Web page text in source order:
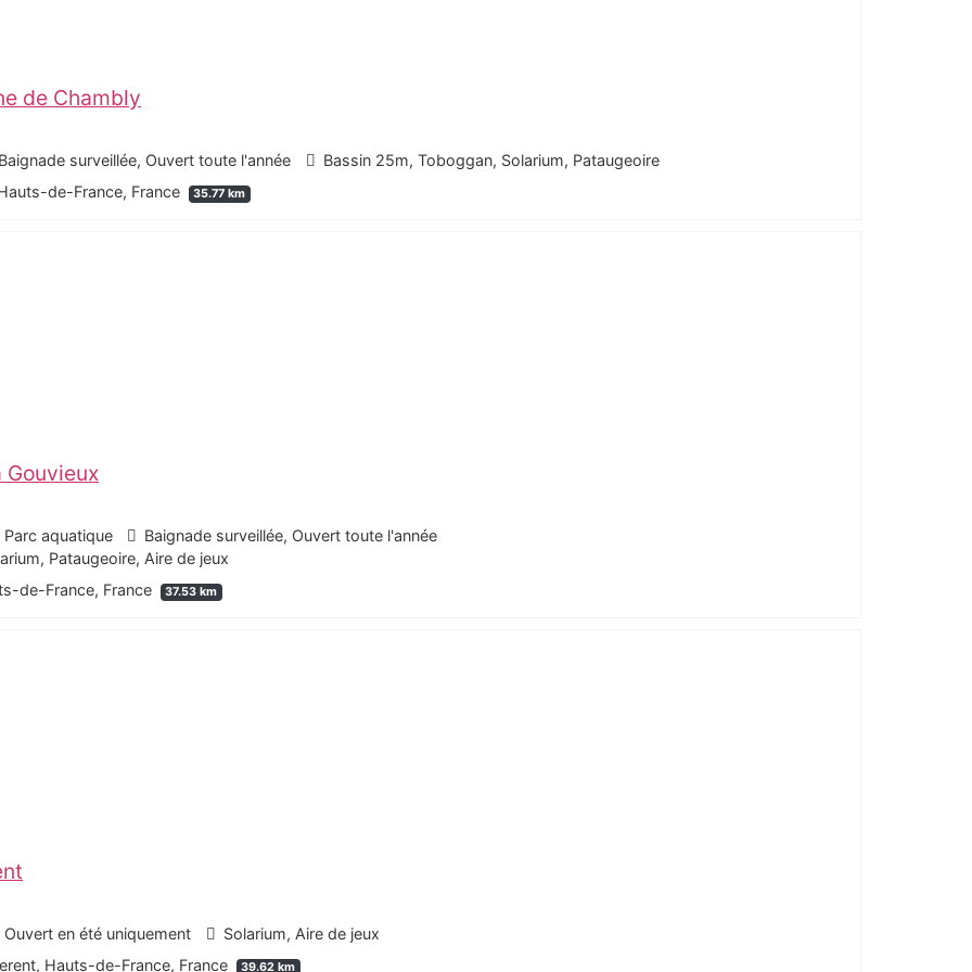
de Chambly
surveillée, Ouvert toute l'année
Bassin 25m, Toboggan, Solarium, Pataugeoire
de-France, France
35.77 km
aquatique
Baignade surveillée, Ouvert toute l'année
Pataugeoire, Aire de jeux
de-France, France
37.53 km
en été uniquement
Solarium, Aire de jeux
Hauts-de-France, France
39.62 km